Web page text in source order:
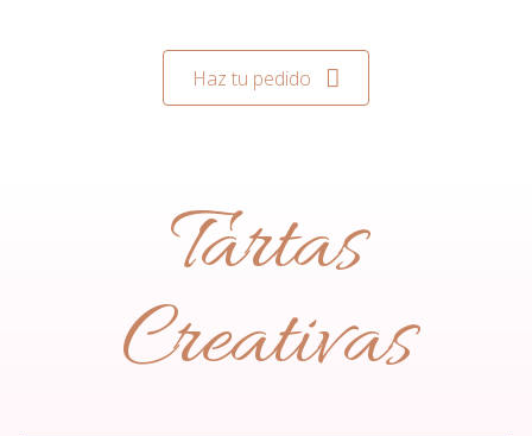
Haz tu pedido
Tartas
Creativas